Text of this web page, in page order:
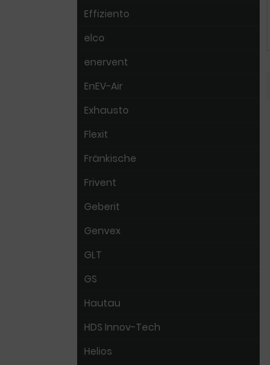
Effiziento
elco
enervent
EnEV-Air
Exhausto
Flexit
Fränkische
Frivent
Geberit
Genvex
GLT
GS
Hautau
HDS Innov-Tech
Helios